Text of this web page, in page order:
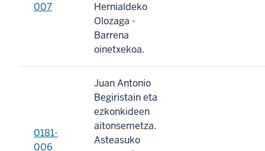
007
Hernialdeko
Olozaga -
Barrena
oinetxekoa.
0181-
006
Juan Antonio
Begiristain eta
ezkonkideen
aitonsemetza.
Asteasuko